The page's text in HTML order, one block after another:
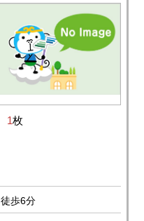
1枚
歩6分